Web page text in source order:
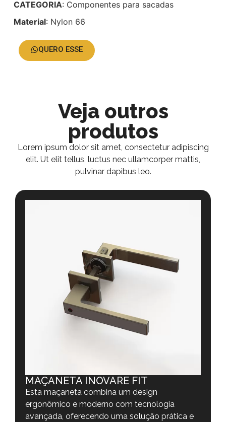
CATEGORIA: Componentes para sacadas
Material: Nylon 66
QUERO ESSE
Veja outros
produtos
Lorem ipsum dolor sit amet, consectetur adipiscing
elit. Ut elit tellus, luctus nec ullamcorper mattis,
pulvinar dapibus leo.
MAÇANETA INOVARE FIT
Esta maçaneta combina um design
ergonômico e moderno com tecnologia
avançada, oferecendo uma solução prática e